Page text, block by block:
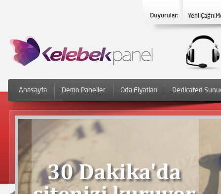
Yeni Çağrı
Anasayfa Demo Paneller Oda Fiyatları Dedicated